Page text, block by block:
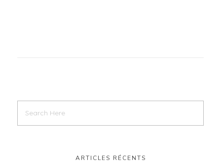
ARTICLES RÉCENTS